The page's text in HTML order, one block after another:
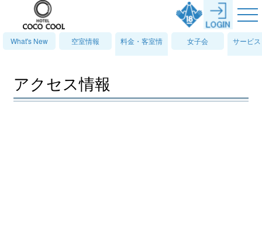
What's New 空室情報
料金・客室情
報
女子会
サービ
備情
アクセス情報